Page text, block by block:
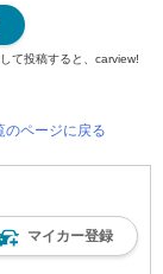
て投稿すると、carview!
のページに戻る
マイカー登録